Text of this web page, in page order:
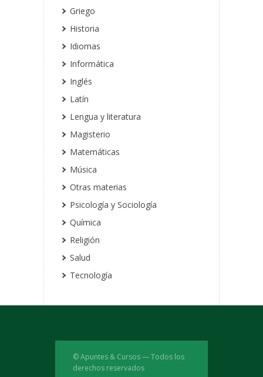
Griego
Historia
Idiomas
Informática
Inglés
Latín
Lengua y literatura
Magisterio
Matemáticas
Música
Otras materias
Psicología y Sociología
Química
Religión
Salud
Tecnología
© Apuntes & Cursos — Todos los
derechos reservados